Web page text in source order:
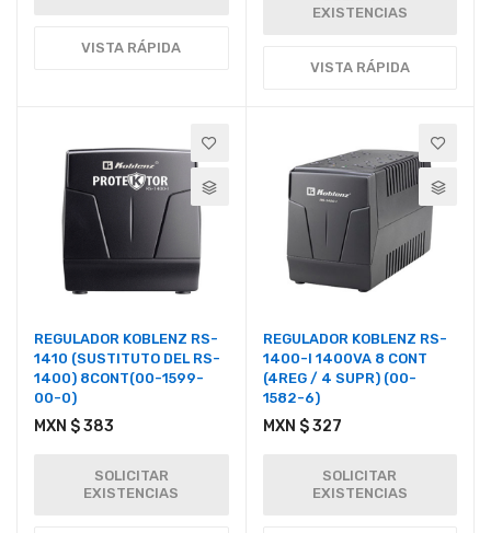
VISTA RÁPIDA
EXISTENCIAS
VISTA RÁPIDA
REGULADOR KOBLENZ RS-
1410 (SUSTITUTO DEL RS-
1400) 8CONT(00-1599-
00-0)
MXN $ 383
SOLICITAR
EXISTENCIAS
REGULADOR KOBLENZ RS-
1400-I 1400VA 8 CONT
(4REG / 4 SUPR) (00-
1582-6)
MXN $ 327
SOLICITAR
EXISTENCIAS